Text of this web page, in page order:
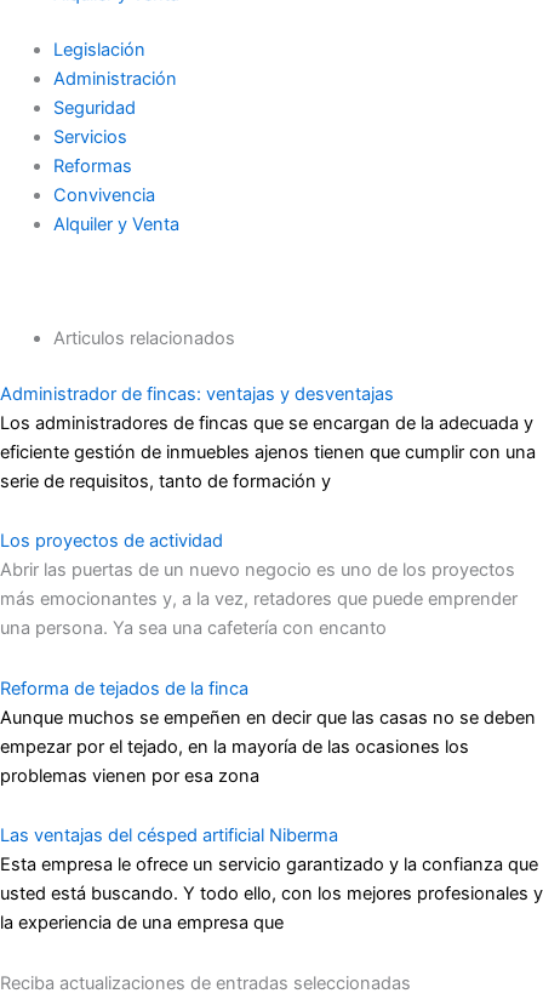
Legislación
Administración
Seguridad
Servicios
Reformas
Convivencia
Alquiler y Venta
Articulos relacionados
Administrador de fincas: ventajas y desventajas
Los administradores de fincas que se encargan de la adecuada y
eficiente gestión de inmuebles ajenos tienen que cumplir con una
serie de requisitos, tanto de formación y
Los proyectos de actividad
Abrir las puertas de un nuevo negocio es uno de los proyectos
más emocionantes y, a la vez, retadores que puede emprender
una persona. Ya sea una cafetería con encanto
Reforma de tejados de la finca
Aunque muchos se empeñen en decir que las casas no se deben
empezar por el tejado, en la mayoría de las ocasiones los
problemas vienen por esa zona
Las ventajas del césped artificial Niberma
Esta empresa le ofrece un servicio garantizado y la confianza que
usted está buscando. Y todo ello, con los mejores profesionales y
la experiencia de una empresa que
Reciba actualizaciones de entradas seleccionadas